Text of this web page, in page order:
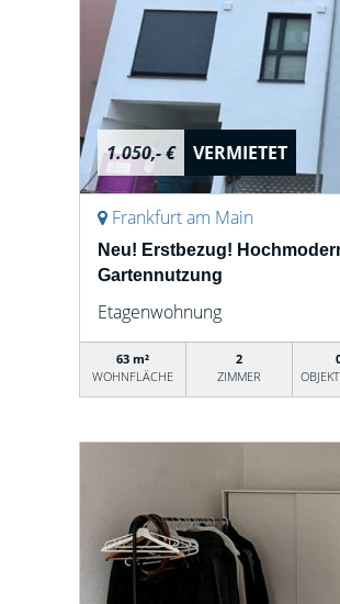
1.050,- € VERMIETET
Frankfurt am Main
Neu! Erstbezug!
Gartennutzung
Etagenwohnung
63 m²
WOHNFLÄCHE
2
ZIMMER